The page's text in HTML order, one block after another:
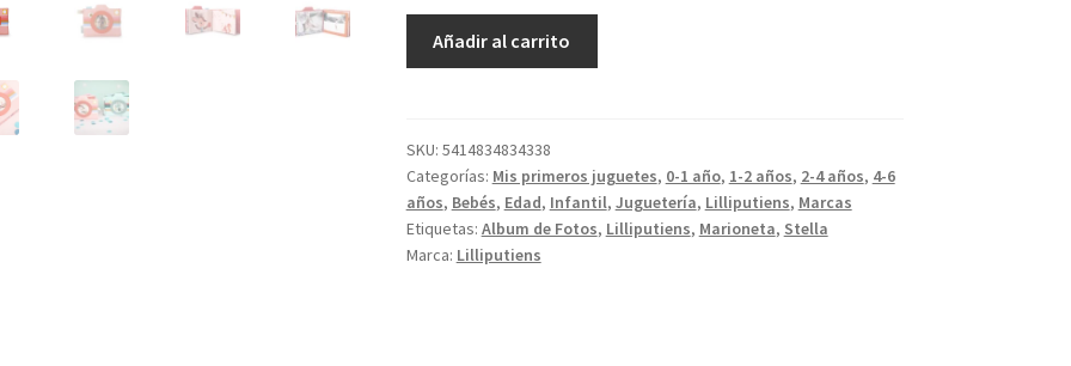
cantidad
Añadir al carrito
SKU: 5414834834338
Categorías: Mis primeros juguetes, 0-1 año, 1-2 años, 2-4 años, 4-6
años, Bebés, Edad, Infantil, Juguetería, Lilliputiens, Marcas
Etiquetas: Album de Fotos, Lilliputiens, Marioneta, Stella
Marca: Lilliputiens